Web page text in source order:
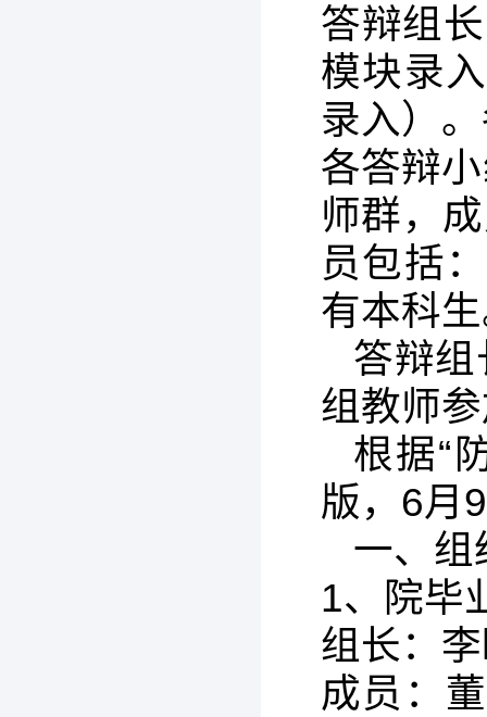
答辩组
模块录
录入）
各答辩
师群，
员包括
有本科
答辩组
组教师
根据“
版，6月
一、组
1、院毕
组长：
成员：